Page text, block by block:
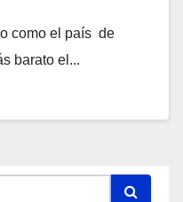
como el país de
barato el...